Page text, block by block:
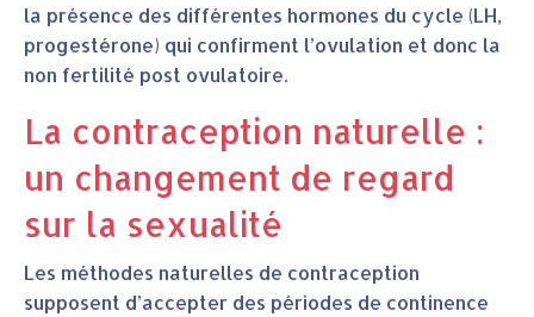
la présence des différentes hormones du cycle (LH,
progestérone) qui confirment l’ovulation et donc la
non fertilité post ovulatoire.
La contraception naturelle :
un changement de regard
sur la sexualité
Les méthodes naturelles de contraception
supposent d’accepter des périodes de continence